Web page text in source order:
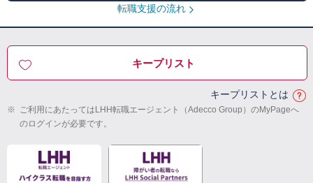
転職支援の流れ
キープリスト
キープリストとは
※ ご利用にあたってはLHH転職エージェント（Adecco Group）のMyPageへ
のログインが必要です。